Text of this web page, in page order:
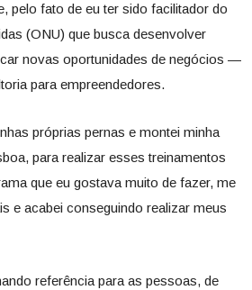
pelo fato de eu ter sido facilitador do
(ONU) que busca desenvolver
novas oportunidades de negócios —
para empreendedores.
próprias pernas e montei minha
para realizar esses treinamentos
que eu gostava muito de fazer, me
e acabei conseguindo realizar meus
referência para as pessoas, de